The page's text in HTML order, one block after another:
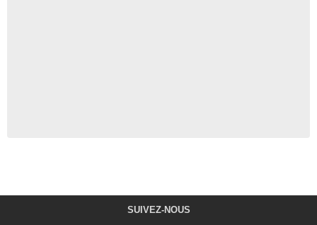
SUIVEZ-NOUS